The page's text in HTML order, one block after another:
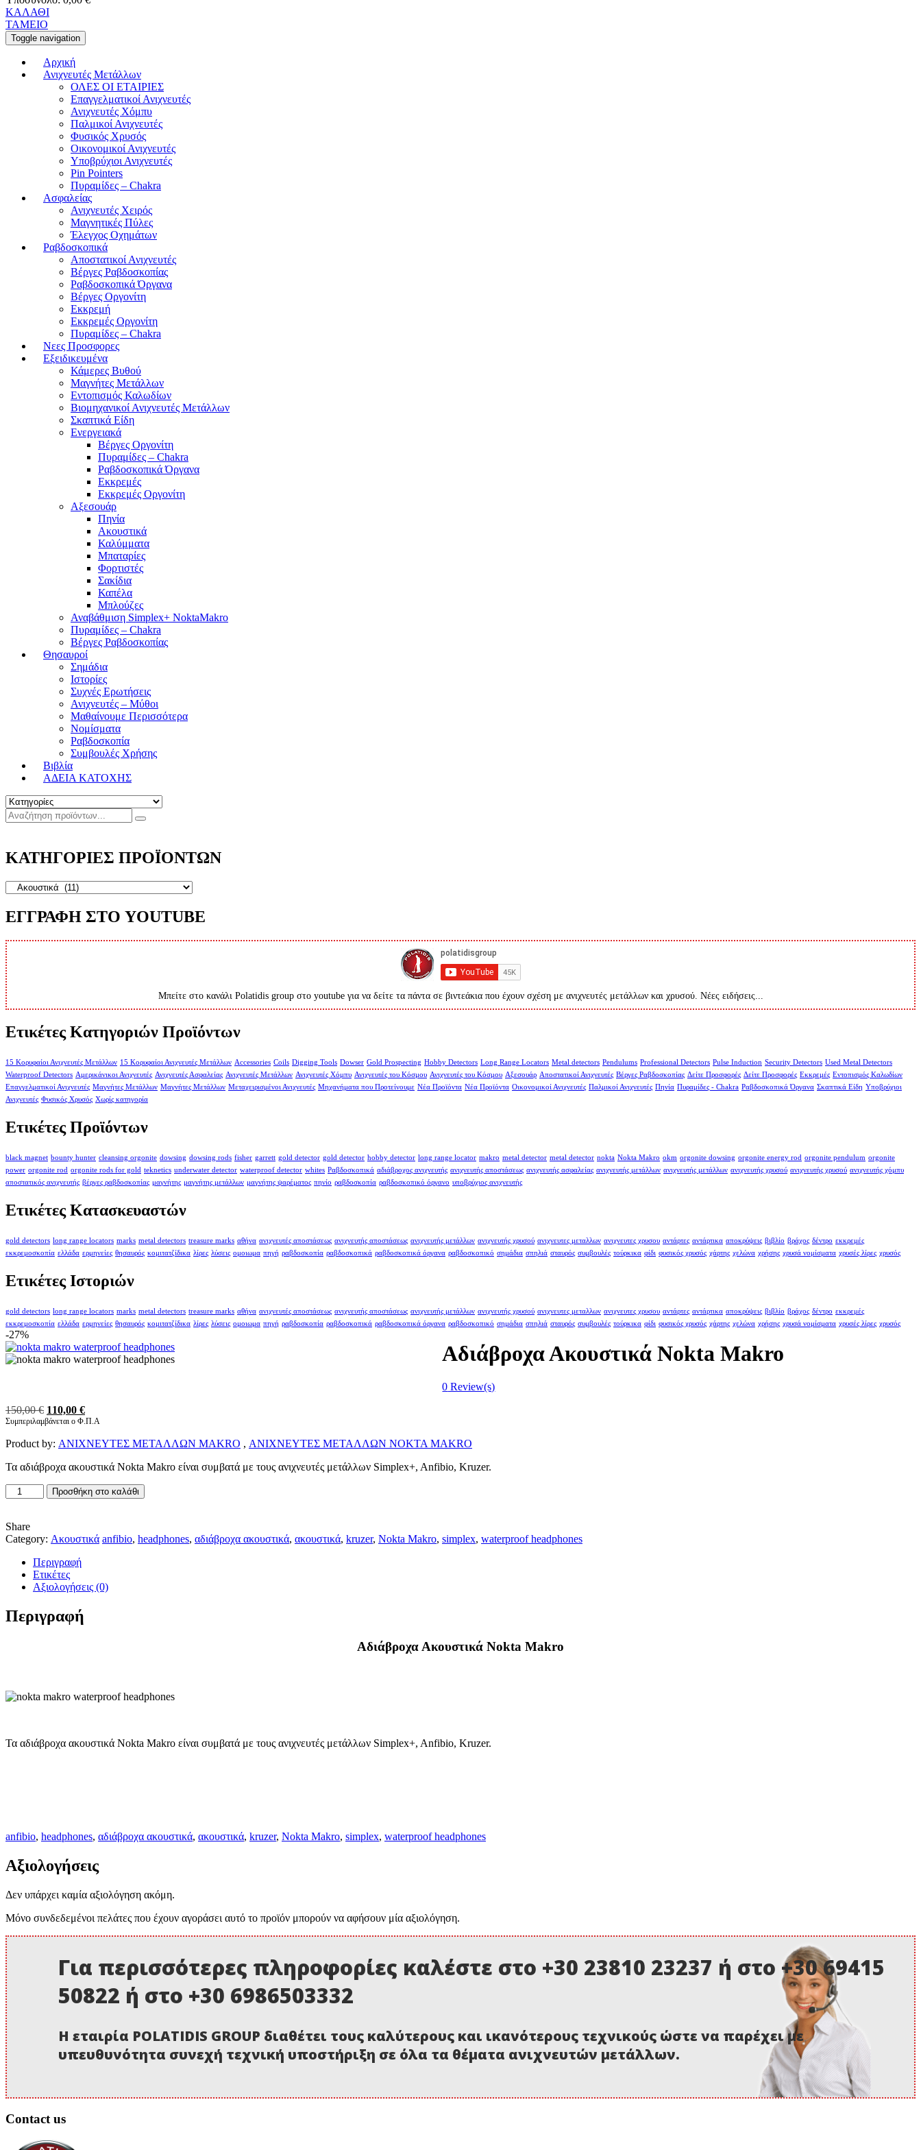
ΚΑΛΑΘΙ
ΤΑΜΕΙΟ
Toggle navigation
Αρχική
Ανιχνευτές Μετάλλων
ΟΛΕΣ ΟΙ ΕΤΑΙΡΙΕΣ
Επαγγελματικοί Ανιχνευτές
Ανιχνευτές Χόμπυ
Παλμικοί Ανιχνευτές
Φυσικός Χρυσός
Οικονομικοί Ανιχνευτές
Υποβρύχιοι Ανιχνευτές
Pin Pointers
Πυραμίδες – Chakra
Ασφαλείας
Ανιχνευτές Χειρός
Μαγνητικές Πύλες
Έλεγχος Οχημάτων
Ραβδοσκοπικά
Αποστατικοί Ανιχνευτές
Βέργες Ραβδοσκοπίας
Ραβδοσκοπικά Όργανα
Βέργες Οργονίτη
Εκκρεμή
Εκκρεμές Οργονίτη
Πυραμίδες – Chakra
Νεες Προσφορες
Εξειδικευμένα
Κάμερες Βυθού
Μαγνήτες Μετάλλων
Εντοπισμός Καλωδίων
Βιομηχανικοί Ανιχνευτές Μετάλλων
Σκαπτικά Είδη
Ενεργειακά
Βέργες Οργονίτη
Πυραμίδες – Chakra
Ραβδοσκοπικά Όργανα
Εκκρεμές
Εκκρεμές Οργονίτη
Αξεσουάρ
Πηνία
Ακουστικά
Καλύμματα
Μπαταρίες
Φορτιστές
Σακίδια
Καπέλα
Μπλούζες
Αναβάθμιση Simplex+ NoktaMakro
Πυραμίδες – Chakra
Βέργες Ραβδοσκοπίας
Θησαυροί
Σημάδια
Ιστορίες
Συχνές Ερωτήσεις
Ανιχνευτές – Μύθοι
Μαθαίνουμε Περισσότερα
Νομίσματα
Ραβδοσκοπία
Συμβουλές Χρήσης
Βιβλία
ΑΔΕΙΑ ΚΑΤΟΧΗΣ
ΚΑΤΗΓΟΡΙΕΣ ΠΡΟΪΟΝΤΩΝ
ΕΓΓΡΑΦΗ ΣΤΟ YOUTUBE
Μπείτε στο κανάλι Polatidis group στο youtube για να δείτε τα πάντα σε βιντεάκια που έχουν σχέση με ανιχνευτές μετάλλων και χρυσού. Νέες ειδήσεις...
Ετικέτες Κατηγοριών Προϊόντων
15 Κορυφαίοι Ανιχνευτές Μετάλλων 15 Κορυφαίοι Ανιχνευτές Μετάλλων Accessories Coils Digging Tools Dowser Gold Prospecting Hobby Detectors Long Range Locators Metal detectors Pendulums Professional Detectors Pulse Induction Security Detectors Used Metal Detectors
Waterproof Detectors Αμερικάνικοι Ανιχνευτές Ανιχνευτές Ασφαλείας Ανιχνευτές Μετάλλων Ανιχνευτές Χόμπυ Ανιχνευτές του Κόσμου Ανιχνευτές του Κόσμου Αξεσουάρ Αποστατικοί Ανιχνευτές Βέργες Ραβδοσκοπίας Δείτε Προσφορές Δείτε Προσφορές Εκκρεμές Εντοπισμός Καλωδίων
Επαγγελματικοί Ανιχνευτές Μαγνήτες Μετάλλων Μαγνήτες Μετάλλων Μεταχειρισμένοι Ανιχνευτές Μηχανήματα που Προτείνουμε Νέα Προϊόντα Νέα Προϊόντα Οικονομικοί Ανιχνευτές Παλμικοί Ανιχνευτές Πηνία Πυραμίδες - Chakra Ραβδοσκοπικά Όργανα Σκαπτικά Είδη Υποβρύχιοι
Ανιχνευτές Φυσικός Χρυσός Χωρίς κατηγορία
Ετικέτες Προϊόντων
black magnet bounty hunter cleansing orgonite dowsing dowsing rods fisher garrett gold detector gold detector hobby detector long range locator makro metal detector metal detector nokta Nokta Makro okm orgonite dowsing orgonite energy rod orgonite pendulum orgonite
power orgonite rod orgonite rods for gold teknetics underwater detector waterproof detector whites Ραβδοσκοπικά αδιάβροχος ανιχνευτής ανιχνευτής αποστάσεως ανιχνευτής ασφαλείας ανιχνευτής μετάλλων ανιχνευτής μετάλλων ανιχνευτής χρυσού ανιχνευτής χρυσού ανιχνευτής χόμπυ
αποστατικός ανιχνευτής βέργες ραβδοσκοπίας μαγνήτης μαγνήτης μετάλλων μαγνήτης ψαρέματος πηνίο ραβδοσκοπία ραβδοσκοπικό όργανο υποβρύχιος ανιχνευτής
Ετικέτες Κατασκευαστών
gold detectors long range locators marks metal detectors treasure marks αθήνα ανιχνευτές αποστάσεως ανιχνευτής αποστάσεως ανιχνευτής μετάλλων ανιχνευτής χρυσού ανιχνευτες μεταλλων ανιχνευτες χρυσου αντάρτες αντάρτικα αποκρύψεις βιβλίο βράχος δέντρο εκκρεμές
εκκρεμοσκοπία ελλάδα ερμηνείες θησαυρός κομιτατζίδικα λίρες λύσεις ομοιωμα πηγή ραβδοσκοπία ραβδοσκοπικά ραβδοσκοπικά όργανα ραβδοσκοπικό σημάδια σπηλιά σταυρός συμβουλές τούρκικα φίδι φυσικός χρυσός χάρτης χελώνα χρήσης χρυσά νομίσματα χρυσές λίρες χρυσός
Ετικέτες Ιστοριών
gold detectors long range locators marks metal detectors treasure marks αθήνα ανιχνευτές αποστάσεως ανιχνευτής αποστάσεως ανιχνευτής μετάλλων ανιχνευτής χρυσού ανιχνευτες μεταλλων ανιχνευτες χρυσου αντάρτες αντάρτικα αποκρύψεις βιβλίο βράχος δέντρο εκκρεμές
εκκρεμοσκοπία ελλάδα ερμηνείες θησαυρός κομιτατζίδικα λίρες λύσεις ομοιωμα πηγή ραβδοσκοπία ραβδοσκοπικά ραβδοσκοπικά όργανα ραβδοσκοπικό σημάδια σπηλιά σταυρός συμβουλές τούρκικα φίδι φυσικός χρυσός χάρτης χελώνα χρήσης χρυσά νομίσματα χρυσές λίρες χρυσός
-27%
Αδιάβροχα Ακουστικά Nokta Makro
0 Review(s)
150,00€ Original
price
150,00 €.
110,00 €Η
τρέχουσα
είναι:
Συμπεριλαμβάνεται ο Φ.Π.Α
Product by: ΑΝΙΧΝΕΥΤΕΣ ΜΕΤΑΛΛΩΝ MAKRO , ΑΝΙΧΝΕΥΤΕΣ ΜΕΤΑΛΛΩΝ NOKTA MAKRO
Τα αδιάβροχα ακουστικά Nokta Makro είναι συμβατά με τους ανιχνευτές μετάλλων Simplex+, Anfibio, Kruzer.
Αδιάβροχα
Ακουστικά
Makro
ποσότητα
Προσθήκη στο καλάθι
Share
Category: Ακουστικά anfibio, headphones, αδιάβροχα ακουστικά, ακουστικά, kruzer, Nokta Makro, simplex, waterproof headphones
Περιγραφή
Ετικέτες
Αξιολογήσεις (0)
Περιγραφή
Αδιάβροχα Ακουστικά Nokta Makro
Τα αδιάβροχα ακουστικά Nokta Makro είναι συμβατά με τους ανιχνευτές μετάλλων Simplex+, Anfibio, Kruzer.
anfibio, headphones, αδιάβροχα ακουστικά, ακουστικά, kruzer, Nokta Makro, simplex, waterproof headphones
Αξιολογήσεις
Δεν υπάρχει καμία αξιολόγηση ακόμη.
Μόνο συνδεδεμένοι πελάτες που έχουν αγοράσει αυτό το προϊόν μπορούν να αφήσουν μία αξιολόγηση.
Για περισσότερες πληροφορίες καλέστε στο +30 23810 23237 ή στο +30 69415
50822 ή στο +30 6986503332
Η εταιρία POLATIDIS GROUP διαθέτει τους καλύτερους και ικανότερους τεχνικούς ώστε να παρέχει με
υπευθυνότητα συνεχή τεχνική υποστήριξη σε όλα τα θέματα ανιχνευτών μετάλλων.
Contact us